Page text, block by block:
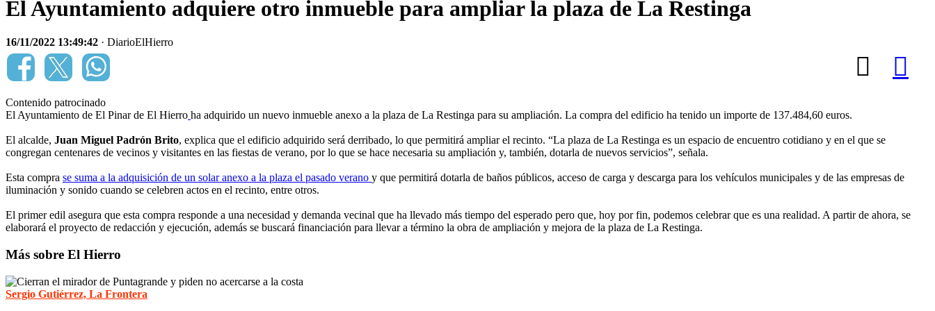
El Ayuntamiento adquiere otro inmueble para ampliar la plaza de La Restinga
16/11/2022 13:49:42 · DiarioElHierro
Contenido patrocinado
El Ayuntamiento de El Pinar de El Hierro ha adquirido un nuevo inmueble anexo a la plaza de La Restinga para su ampliación. La compra del edificio ha tenido un importe de 137.484,60 euros.
El alcalde, Juan Miguel Padrón Brito, explica que el edificio adquirido será derribado, lo que permitirá ampliar el recinto. “La plaza de La Restinga es un espacio de encuentro cotidiano y en el que se
congregan centenares de vecinos y visitantes en las fiestas de verano, por lo que se hace necesaria su ampliación y, también, dotarla de nuevos servicios”, señala.
Esta compra se suma a la adquisición de un solar anexo a la plaza el pasado verano y que permitirá dotarla de baños públicos, acceso de carga y descarga para los vehículos municipales y de las empresas de
iluminación y sonido cuando se celebren actos en el recinto, entre otros.
El primer edil asegura que esta compra responde a una necesidad y demanda vecinal que ha llevado más tiempo del esperado pero que, hoy por fin, podemos celebrar que es una realidad. A partir de ahora, se
elaborará el proyecto de redacción y ejecución, además se buscará financiación para llevar a término la obra de ampliación y mejora de la plaza de La Restinga.
Más sobre El Hierro
Sergio Gutiérrez, La Frontera